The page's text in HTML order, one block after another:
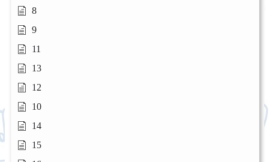
8
9
11
13
12
10
14
15